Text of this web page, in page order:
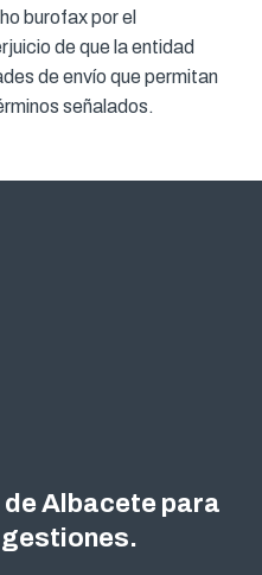
burofax por el
de que la entidad
de envío que permitan
señalados.
Albacete para